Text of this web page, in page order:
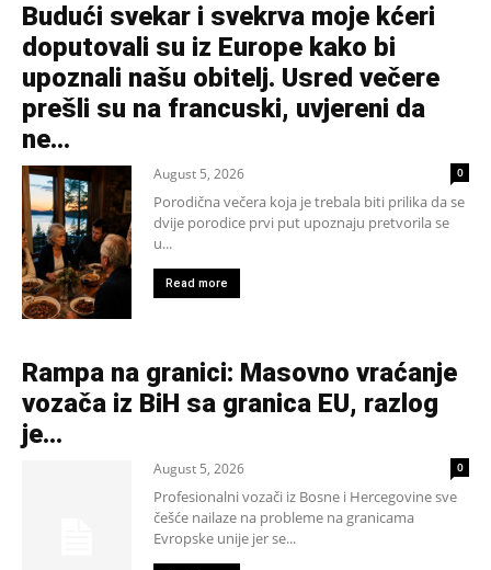
Budući svekar i svekrva moje kćeri
doputovali su iz Europe kako bi
upoznali našu obitelj. Usred večere
prešli su na francuski, uvjereni da
ne...
August 5, 2026 0
Porodična večera koja je trebala biti prilika da se
dvije porodice prvi put upoznaju pretvorila se
u...
Read more
Rampa na granici: Masovno vraćanje
vozača iz BiH sa granica EU, razlog
je…
August 5, 2026 0
Profesionalni vozači iz Bosne i Hercegovine sve
češće nailaze na probleme na granicama
Evropske unije jer se...